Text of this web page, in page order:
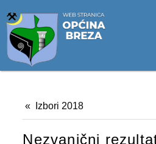
Izbori 2018
Nezvanični
OPĆINSKO VIJEĆE
VIJEĆNICI
ZAPISNICI